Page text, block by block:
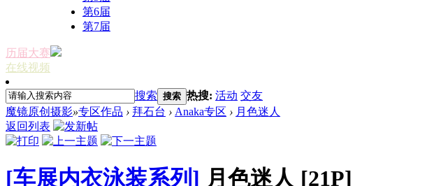
第6届
第7届
历届大赛
在线视频
搜索 搜索 热搜: 活动 交友
魔镜原创摄影»专区作品 › 拜石台 › Anaka专区 › 月色迷人
返回列表
[车展内衣泳装系列] 月色迷人 [21P]